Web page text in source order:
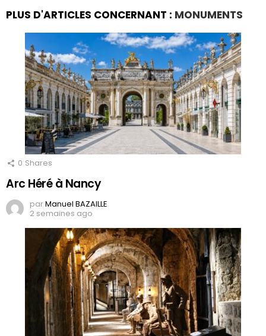
PLUS D'ARTICLES CONCERNANT : MONUMENTS
0 Shares
Arc Héré à Nancy
parManuel BAZAILLE
2 semaines ago